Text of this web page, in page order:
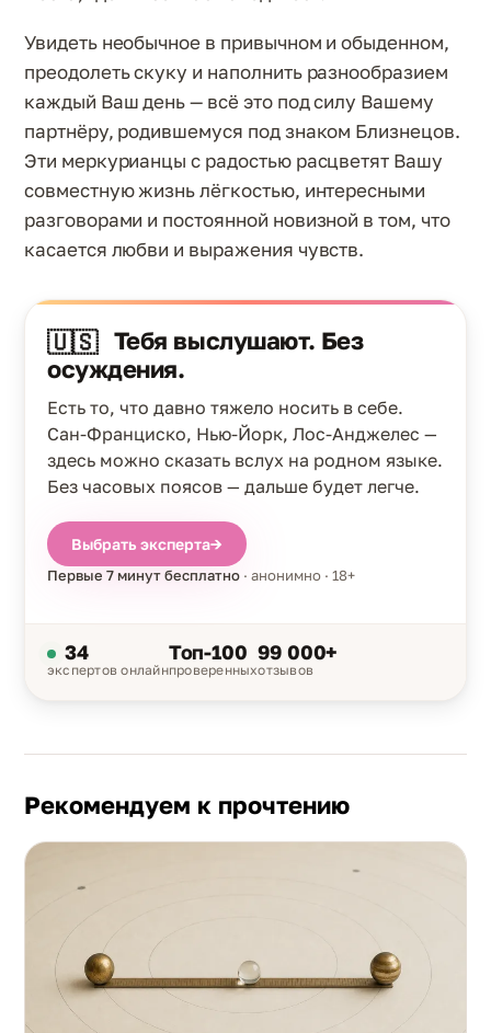
Увидеть необычное в привычном и обыденном,
преодолеть скуку и наполнить разнообразием
каждый Ваш день — всё это под силу Вашему
партнёру, родившемуся под знаком Близнецов.
Эти меркурианцы с радостью расцветят Вашу
совместную жизнь лёгкостью, интересными
разговорами и постоянной новизной в том, что
касается любви и выражения чувств.
🇺🇸 Тебя выслушают. Без
осуждения.
Есть то, что давно тяжело носить в себе.
Сан-Франциско, Нью-Йорк, Лос-Анджелес —
здесь можно сказать вслух на родном языке.
Без часовых поясов — дальше будет легче.
Выбрать эксперта→
Первые 7 минут бесплатно · анонимно · 18+
34
экспертов онлайн
Топ-100
проверенных
99 000+
отзывов
Рекомендуем к прочтению